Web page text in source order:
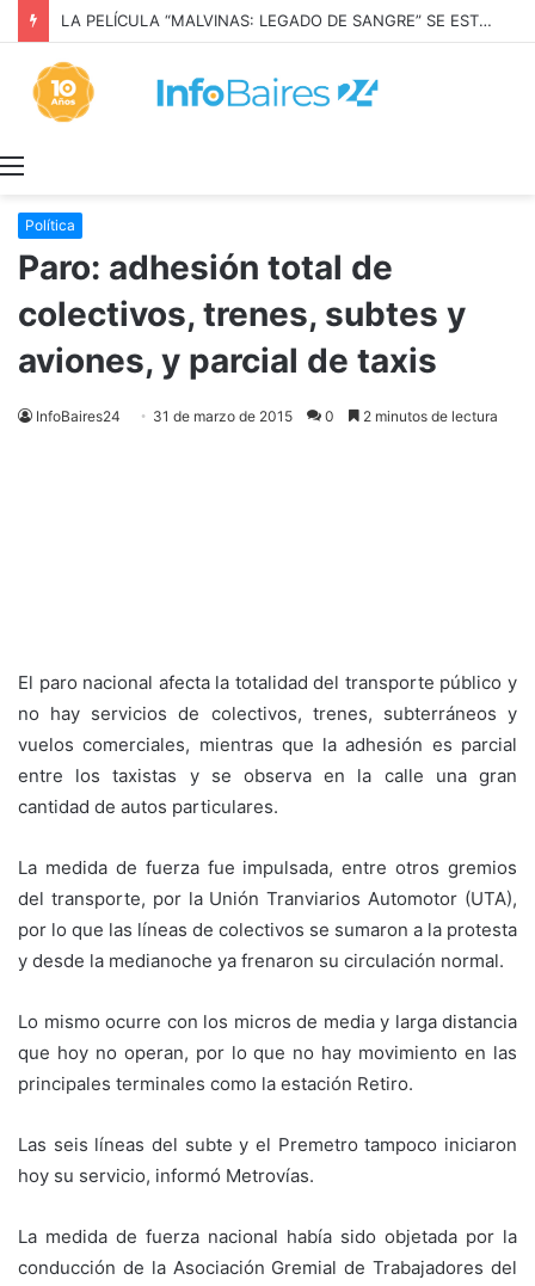
LA PELÍCULA “MALVINAS: LEGADO DE SANGRE” SE ESTRENARÁ EN PRIME VIDEO
Política
Paro: adhesión total de
colectivos, trenes, subtes y
aviones, y parcial de taxis
InfoBaires24 31 de marzo de 2015 0 2 minutos de lectura
El paro nacional afecta la totalidad del transporte público y
no hay servicios de colectivos, trenes, subterráneos y
vuelos comerciales, mientras que la adhesión es parcial
entre los taxistas y se observa en la calle una gran
cantidad de autos particulares.
La medida de fuerza fue impulsada, entre otros gremios
del transporte, por la Unión Tranviarios Automotor (UTA),
por lo que las líneas de colectivos se sumaron a la protesta
y desde la medianoche ya frenaron su circulación normal.
Lo mismo ocurre con los micros de media y larga distancia
que hoy no operan, por lo que no hay movimiento en las
principales terminales como la estación Retiro.
Las seis líneas del subte y el Premetro tampoco iniciaron
hoy su servicio, informó Metrovías.
La medida de fuerza nacional había sido objetada por la
conducción de la Asociación Gremial de Trabajadores del